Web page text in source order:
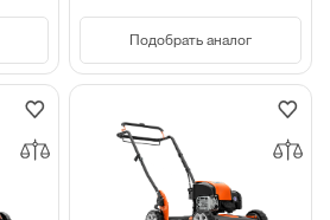
Подобрать аналог